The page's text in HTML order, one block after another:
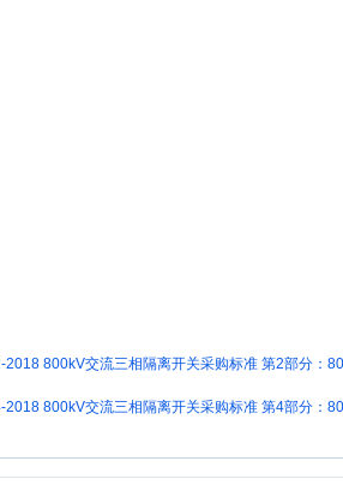
2018 800kV交流三相隔离开关采购标准 第2部分：
2018 800kV交流三相隔离开关采购标准 第4部分：